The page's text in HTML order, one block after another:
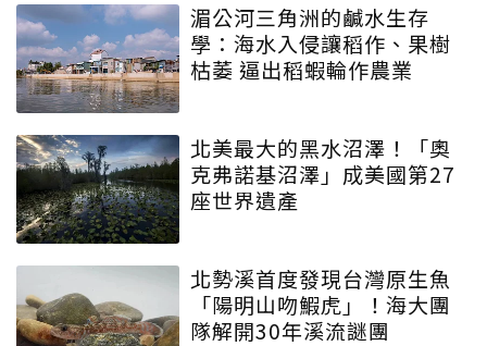
湄公河三角洲的鹹水生存
學：海水入侵讓稻作、果樹
枯萎 逼出稻蝦輪作農業
北美最大的黑水沼澤！「奧
克弗諾基沼澤」成美國第27
座世界遺產
北勢溪首度發現台灣原生魚
「陽明山吻鰕虎」！海大團
隊解開30年溪流謎團